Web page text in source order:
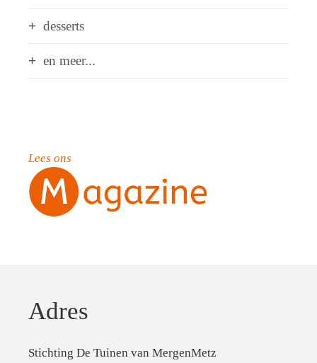
desserts
en meer...
Lees ons
Adres
Stichting De Tuinen van MergenMetz